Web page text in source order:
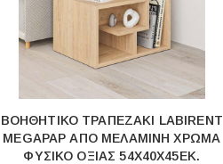
ΒΟΗΘΗΤΙΚΌ ΤΡΑΠΕΖΆΚΙ LABIRENT
MEGAPAP ΑΠΌ ΜΕΛΑΜΊΝΗ ΧΡΏΜΑ
ΦΥΣΙΚΌ ΟΞΙΆΣ 54X40X45ΕΚ.